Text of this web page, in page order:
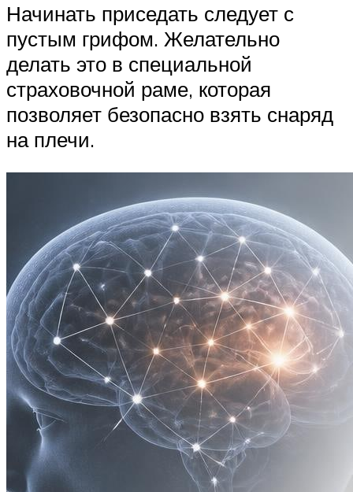
Начинать приседать следует с
пустым грифом. Желательно
делать это в специальной
страховочной раме, которая
позволяет безопасно взять снаряд
на плечи.